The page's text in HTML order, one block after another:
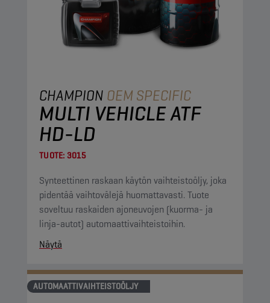
CHAMPION OEM SPECIFIC
MULTI VEHICLE ATF
HD-LD
TUOTE: 3015
Synteettinen raskaan käytön vaihteistoöljy, joka
pidentää vaihtovälejä huomattavasti. Tuote
soveltuu raskaiden ajoneuvojen (kuorma- ja
linja-autot) automaattivaihteistoihin.
Näytä
AUTOMAATTIVAIHTEISTOÖLJY